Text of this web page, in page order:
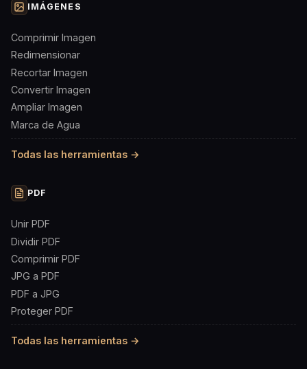
IMÁGENES
Comprimir Imagen
Redimensionar
Recortar Imagen
Convertir Imagen
Ampliar Imagen
Marca de Agua
Todas las herramientas →
PDF
Unir PDF
Dividir PDF
Comprimir PDF
JPG a PDF
PDF a JPG
Proteger PDF
Todas las herramientas →